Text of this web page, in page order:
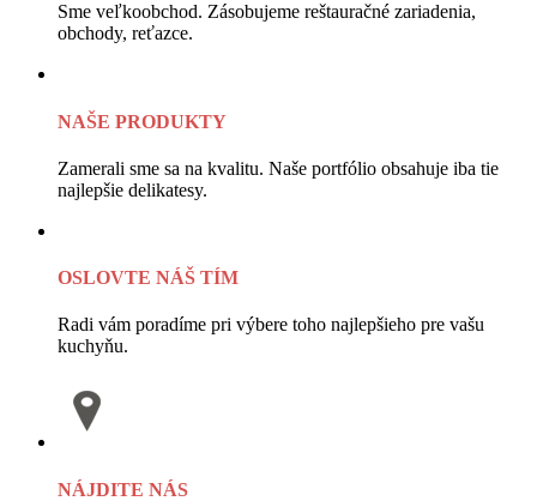
Sme veľkoobchod. Zásobujeme reštauračné zariadenia,
obchody, reťazce.
NAŠE PRODUKTY
Zamerali sme sa na kvalitu. Naše portfólio obsahuje iba tie
najlepšie delikatesy.
OSLOVTE NÁŠ TÍM
Radi vám poradíme pri výbere toho najlepšieho pre vašu
kuchyňu.
NÁJDITE NÁS